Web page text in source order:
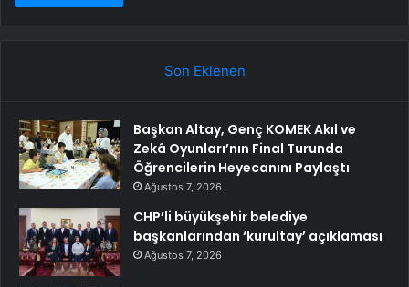
Son Eklenen
Başkan Altay, Genç KOMEK Akıl ve
Zekâ Oyunları’nın Final Turunda
Öğrencilerin Heyecanını Paylaştı
Ağustos 7, 2026
CHP’li büyükşehir belediye
başkanlarından ‘kurultay’ açıklaması
Ağustos 7, 2026